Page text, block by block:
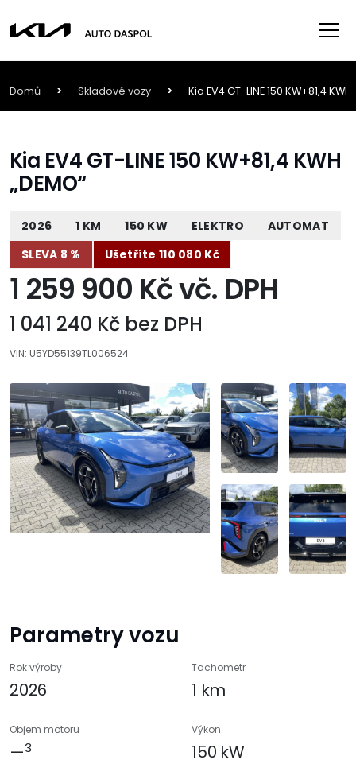
Domů > Skladové vozy > Kia EV4 GT-LINE 150 KW+81,4 KWH
Kia EV4 GT-LINE 150 KW+81,4 KWH
„DEMO“
2026 1 KM 150 KW ELEKTRO
AUTOMAT
SLEVA 8 %
Ušetříte 110 080 Kč
1 259 900 Kč vč. DPH
1 041 240 Kč bez DPH
VIN: U5YD55139TL006524
Parametry vozu
Rok výroby
2026
Tachometr
1 km
Objem motoru
—3
Výkon
150 kW